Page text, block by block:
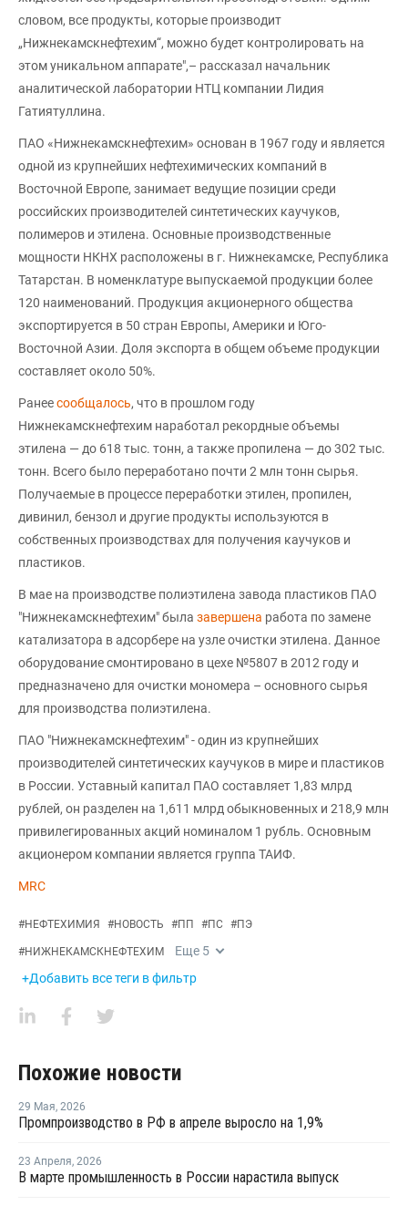
словом, все продукты, которые производит
„Нижнекамскнефтехим“, можно будет контролировать на
этом уникальном аппарате",– рассказал начальник
аналитической лаборатории НТЦ компании Лидия
Гатиятуллина.
ПАО «Нижнекамскнефтехим» основан в 1967 году и является
одной из крупнейших нефтехимических компаний в
Восточной Европе, занимает ведущие позиции среди
российских производителей синтетических каучуков,
полимеров и этилена. Основные производственные
мощности НКНХ расположены в г. Нижнекамске, Республика
Татарстан. В номенклатуре выпускаемой продукции более
120 наименований. Продукция акционерного общества
экспортируется в 50 стран Европы, Америки и Юго-
Восточной Азии. Доля экспорта в общем объеме продукции
составляет около 50%.
Ранеесообщалось, что в прошлом году
Нижнекамскнефтехим наработал рекордные объемы
этилена — до 618 тыс. тонн, а также пропилена — до 302 тыс.
тонн. Всего было переработано почти 2 млн тонн сырья.
Получаемые в процессе переработки этилен, пропилен,
дивинил, бензол и другие продукты используются в
собственных производствах для получения каучуков и
пластиков.
В мае на производстве полиэтилена завода пластиков ПАО
"Нижнекамскнефтехим" была завершена работа по замене
катализатора в адсорбере на узле очистки этилена. Данное
оборудование смонтировано в цехе №5807 в 2012 году и
предназначено для очистки мономера – основного сырья
для производства полиэтилена.
ПАО "Нижнекамскнефтехим" - один из крупнейших
производителей синтетических каучуков в мире и пластиков
в России. Уставный капитал ПАО составляет 1,83 млрд
рублей, он разделен на 1,611 млрд обыкновенных и 218,9 млн
привилегированных акций номиналом 1 рубль. Основным
акционером компании является группа ТАИФ.
MRC
#НЕФТЕХИМИЯ #НОВОСТЬ #ПП #ПС #ПЭ
#НИЖНЕКАМСКНЕФТЕХИМ Еще 5
+Добавить все теги в фильтр
Похожие новости
29 Мая, 2026
Промпроизводство в РФ в апреле выросло на 1,9%
23 Апреля, 2026
В марте промышленность в России нарастила выпуск